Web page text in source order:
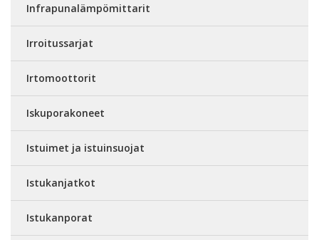
Infrapunalämpömittarit
Irroitussarjat
Irtomoottorit
Iskuporakoneet
Istuimet ja istuinsuojat
Istukanjatkot
Istukanporat